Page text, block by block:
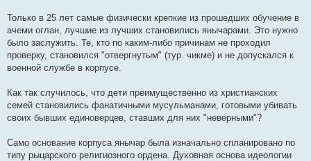
Только в 25 лет самые физически крепкие из прошедших обучение в
ачеми оглан, лучшие из лучших становились янычарами. Это нужно
было заслужить. Те, кто по каким-либо причинам не проходил
проверку, становился "отвергнутым" (тур. чикме) и не допускался к
военной службе в корпусе.
Как так случилось, что дети преимущественно из христианских
семей становились фанатичными мусульманами, готовыми убивать
своих бывших единоверцев, ставших для них "неверными"?
Само основание корпуса янычар была изначально спланировано по
типу рыцарского религиозного ордена. Духовная основа идеологии